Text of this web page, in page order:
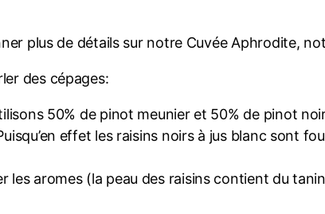
plus de détails sur notre Cuvée Aphrodite,
des cépages:
50% de pinot meunier et 50% de pinot
effet les raisins noirs à jus blanc sont
les aromes (la peau des raisins contient du